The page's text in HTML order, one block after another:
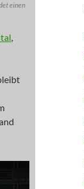
einen
,